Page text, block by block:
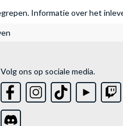
Informatie over het
Volg ons op sociale media.